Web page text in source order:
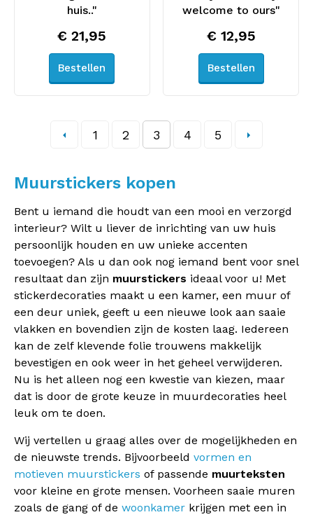
huis.."
€ 21,95
Bestellen
welcome to ours"
€ 12,95
Bestellen
1 2 3 4 5
Muurstickers kopen
Bent u iemand die houdt van een mooi en verzorgd
interieur? Wilt u liever de inrichting van uw huis
persoonlijk houden en uw unieke accenten
toevoegen? Als u dan ook nog iemand bent voor snel
resultaat dan zijn muurstickers ideaal voor u! Met
stickerdecoraties maakt u een kamer, een muur of
een deur uniek, geeft u een nieuwe look aan saaie
vlakken en bovendien zijn de kosten laag. Iedereen
kan de zelf klevende folie trouwens makkelijk
bevestigen en ook weer in het geheel verwijderen.
Nu is het alleen nog een kwestie van kiezen, maar
dat is door de grote keuze in muurdecoraties heel
leuk om te doen.
Wij vertellen u graag alles over de mogelijkheden en
de nieuwste trends. Bijvoorbeeld vormen en
motieven muurstickers of passende muurteksten
voor kleine en grote mensen. Voorheen saaie muren
zoals de gang of de woonkamer krijgen met een in